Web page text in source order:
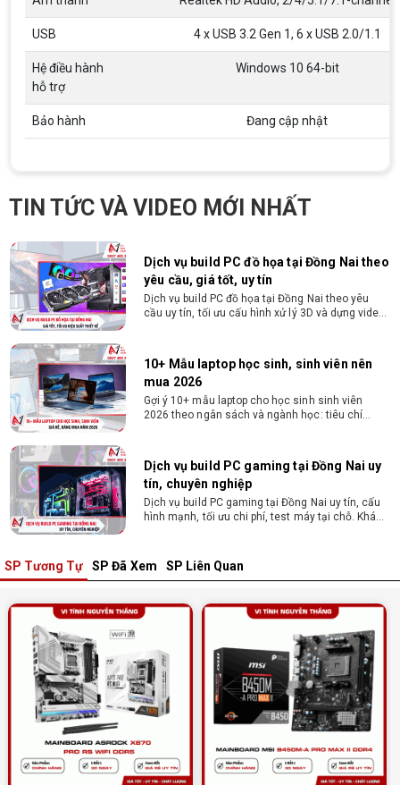
USB 4 x USB 3.2 Gen 1, 6 x USB 2.0/1.1
Hệ điều hành
hỗ trợ
Windows 10 64-bit
Bảo hành Đang cập nhật
TIN TỨC VÀ VIDEO MỚI NHẤT
ngành, hợp túi tiền!
Hình Nào Đáng Tiền?
học năm 2026? Khám phá cách chọn cấu hình,
RAM, SSD, màn hình và khả năng nâng cấp hợp lý.
nên mua
Bạn tìm laptop cho sinh viên dưới 15 triệu mượt
mà, bền bỉ? Xem ngay gợi ý các thương hiệu
Dịch vụ build PC đồ họa tại Đồng Nai theo
yêu cầu, giá tốt, uy tín
Dịch vụ build PC đồ họa tại Đồng Nai theo yêu
cầu uy tín, tối ưu cấu hình xử lý 3D và dựng video
10+ Mẫu laptop học sinh, sinh viên nên
mua 2026
Gợi ý 10+ mẫu laptop cho học sinh sinh viên
2026 theo ngân sách và ngành học: tiêu chí
Dịch vụ build PC gaming tại Đồng Nai uy
tín, chuyên nghiệp
Dịch vụ build PC gaming tại Đồng Nai uy tín, cấu
hình mạnh, tối ưu chi phí, test máy tại chỗ. Khám
Cách tính công suất nguồn PC chi tiết dễ
hiểu
Cách tính công suất nguồn PC giúp bạn chọn PSU
phù hợp, đảm bảo hệ thống vận hành ổn định và
tối ưu chi phí. Xem ngay hướng dẫn tại đây
Cách kiểm tra tương thích linh kiện PC
dễ hiểu
Hướng dẫn kiểm tra tương thích linh kiện PC trước
khi build: socket CPU mainboard, chuẩn RAM,
nguồn cho VGA và kích thước case. Có checklist
copy nhanh.
Nâng cấp PC nên ưu tiên nâng gì trước ?
SP Tương Tự SP Đã Xem SP Liên Quan